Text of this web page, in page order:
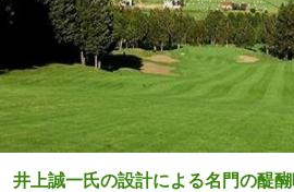
井上誠一氏の設計による名門の醍